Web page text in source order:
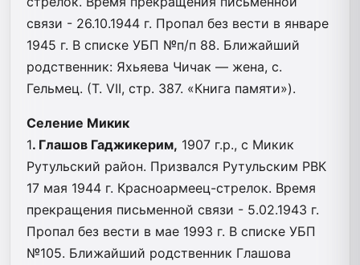
связи - 26.10.1944 г. Пропал без вести в январе
1945 г. В списке УБП №п/п 88. Ближайший
родственник: Яхьяева Чичак — жена, с.
Гельмец. (Т. VII, стр. 387. «Книга памяти»).
Cеление Микик
1. Глашов Гаджикерим, 1907 г.р., с Микик
Рутульский район. Призвался Рутульским РВК
17 мая 1944 г. Красноармеец-стрелок. Время
прекращения письменной связи - 5.02.1943 г.
Пропал без вести в мае 1993 г. В списке УБП
№105. Ближайший родственник Глашова